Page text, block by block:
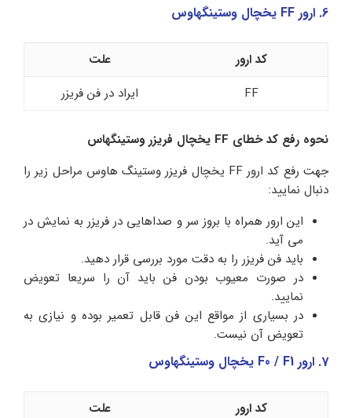
6. ارور FF یخچال وستینگهاوس
کد ارور
علت
FF
ایراد در فن فریزر
نحوه رفع کد خطای FF یخچال فریزر وستینگهاس
جهت رفع کد ارور FF یخچال فریزر وستینگ هاوس مراحل زیر را
دنبال نمایید:
این ارور همراه با بروز سر و صداهایی در فریزر به نمایش در
می آید.
باید فن فریزر را به دقت مورد بررسی قرار دهید.
در صورت معیوب بودن فن باید آن را سریعا تعویض
نمایید.
در بسیاری از مواقع این فن قابل تعمیر بوده و نیازی به
تعویض آن نیست.
7. ارور F0 / F1 یخچال وستینگهاوس
کد ارور
علت